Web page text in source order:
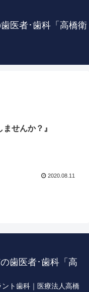
医者･歯科「高橋衛
ませんか？』
2020.08.11
歯医者･歯科「高
ト歯科｜医療法人高橋